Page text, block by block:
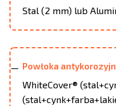
Stal (2 mm) lub
Powłoka
WhiteCover®